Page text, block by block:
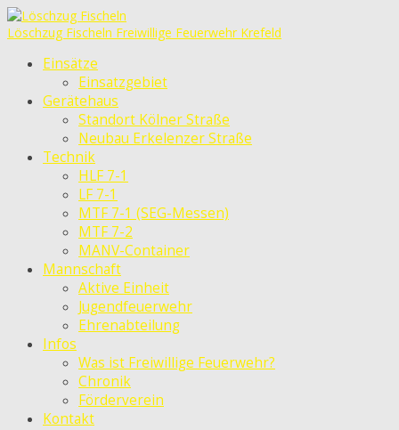
Löschzug Fischeln Freiwillige Feuerwehr Krefeld
Einsätze
Einsatzgebiet
Gerätehaus
Standort Kölner Straße
Neubau Erkelenzer Straße
Technik
HLF 7-1
LF 7-1
MTF 7-1 (SEG-Messen)
MTF 7-2
MANV-Container
Mannschaft
Aktive Einheit
Jugendfeuerwehr
Ehrenabteilung
Infos
Was ist Freiwillige Feuerwehr?
Chronik
Förderverein
Kontakt